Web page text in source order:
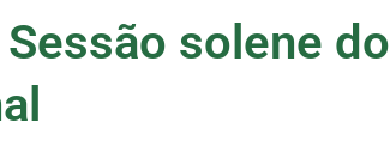
solene do